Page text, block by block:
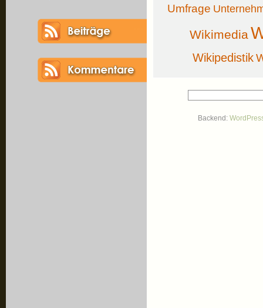
Umfrage
Wikimedia
Wikipedistik
Backend: